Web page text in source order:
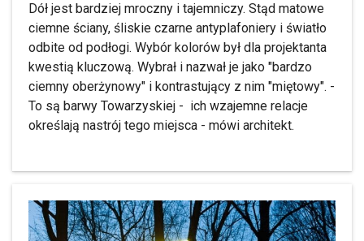
Dół jest bardziej mroczny i tajemniczy. Stąd matowe
ciemne ściany, śliskie czarne antyplafoniery i światło
odbite od podłogi. Wybór kolorów był dla projektanta
kwestią kluczową. Wybrał i nazwał je jako "bardzo
ciemny oberżynowy" i kontrastujący z nim "miętowy". -
To są barwy Towarzyskiej - ich wzajemne relacje
określają nastrój tego miejsca - mówi architekt.